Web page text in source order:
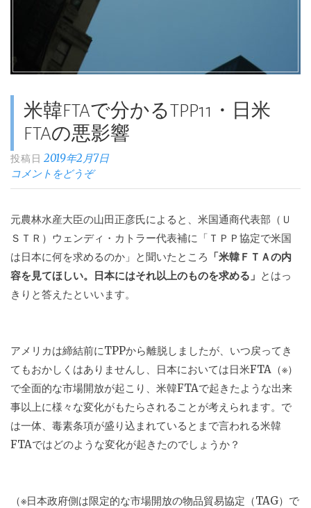
米韓FTAで分かるTPP11・日米
FTAの悪影響
投稿日2019年2月7日
コメントをどうぞ
元農林水産大臣の山田正彦氏によると、米国通商代表部（Ｕ
ＳＴＲ）ウェンディ・カトラー代表補に「ＴＰＰ協定で米国
は日本に何を求めるのか」と聞いたところ 「米韓ＦＴＡの内
容を見てほしい。日本にはそれ以上のものを求める」 とはっ
きりと答えたといいます。
アメリカは締結前にTPPから離脱しましたが、いつ戻ってき
てもおかしくはありませんし、日本においては日米FTA（※）
で全面的な市場開放が起こり、米韓FTAで起きたような出来
事以上に様々な変化がもたらされることが考えられます。で
は一体、毒素条項が盛り込まれているとまで言われる米韓
FTAではどのような変化が起きたのでしょうか？
（※日本政府側は限定的な市場開放の物品貿易協定（TAG）で